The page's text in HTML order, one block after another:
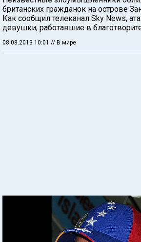
британских гражданок на острове
Как сообщил телеканал Sky News,
девушки, работавшие в
08.08.2013 10:01 // В мире